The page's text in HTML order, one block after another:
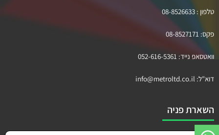
טלפון : 08-8526633
פקס: 08-8527171
וואטסאפ נייד: 052-616-5361
דוא"ל: info@metroltd.co.il
השארת פניה